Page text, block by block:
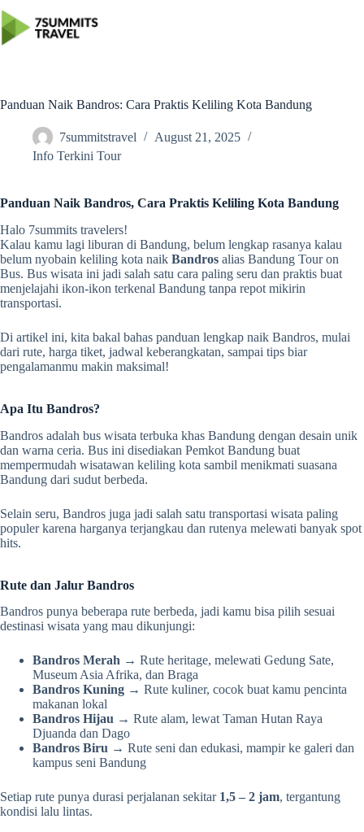
to
content
Panduan Naik Bandros: Cara Praktis Keliling Kota Bandung
7summitstravel
August 21, 2025
Info Terkini Tour
Panduan Naik Bandros, Cara Praktis Keliling Kota Bandung
Halo 7summits travelers!
Kalau kamu lagi liburan di Bandung, belum lengkap rasanya kalau
belum nyobain keliling kota naik Bandros alias Bandung Tour on
Bus. Bus wisata ini jadi salah satu cara paling seru dan praktis buat
menjelajahi ikon-ikon terkenal Bandung tanpa repot mikirin
transportasi.
Di artikel ini, kita bakal bahas panduan lengkap naik Bandros, mulai
dari rute, harga tiket, jadwal keberangkatan, sampai tips biar
pengalamanmu makin maksimal!
Apa Itu Bandros?
Bandros adalah bus wisata terbuka khas Bandung dengan desain unik
dan warna ceria. Bus ini disediakan Pemkot Bandung buat
mempermudah wisatawan keliling kota sambil menikmati suasana
Bandung dari sudut berbeda.
Selain seru, Bandros juga jadi salah satu transportasi wisata paling
populer karena harganya terjangkau dan rutenya melewati banyak spot
hits.
Rute dan Jalur Bandros
Bandros punya beberapa rute berbeda, jadi kamu bisa pilih sesuai
destinasi wisata yang mau dikunjungi:
Bandros Merah → Rute heritage, melewati Gedung Sate,
Museum Asia Afrika, dan Braga
Bandros Kuning → Rute kuliner, cocok buat kamu pencinta
makanan lokal
Bandros Hijau → Rute alam, lewat Taman Hutan Raya
Djuanda dan Dago
Bandros Biru → Rute seni dan edukasi, mampir ke galeri dan
kampus seni Bandung
Setiap rute punya durasi perjalanan sekitar 1,5 – 2 jam, tergantung
kondisi lalu lintas.